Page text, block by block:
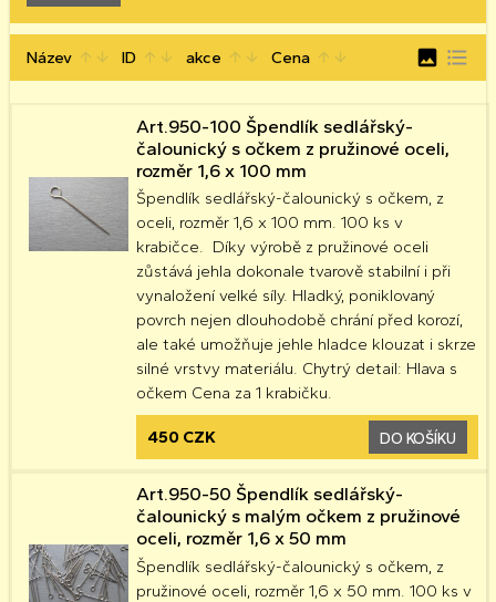
Název arrow_upward arrow_downward ID arrow_upward arrow_downward akce arrow_upward arrow_downward Cena arrow_upward arrow_downward image format_list_bulleted
Art.950-100 Špendlík sedlářský-
čalounický s očkem z pružinové oceli,
rozměr 1,6 x 100 mm
Špendlík sedlářský-čalounický s očkem, z
oceli, rozměr 1,6 x 100 mm. 100 ks v
krabičce. Díky výrobě z pružinové oceli
zůstává jehla dokonale tvarově stabilní i při
vynaložení velké síly. Hladký, poniklovaný
povrch nejen dlouhodobě chrání před korozí,
ale také umožňuje jehle hladce klouzat i skrze
silné vrstvy materiálu. Chytrý detail: Hlava s
očkem Cena za 1 krabičku.
450 CZK DO KOŠÍKU
Art.950-50 Špendlík sedlářský-
čalounický s malým očkem z pružinové
oceli, rozměr 1,6 x 50 mm
Špendlík sedlářský-čalounický s očkem, z
pružinové oceli, rozměr 1,6 x 50 mm. 100 ks v